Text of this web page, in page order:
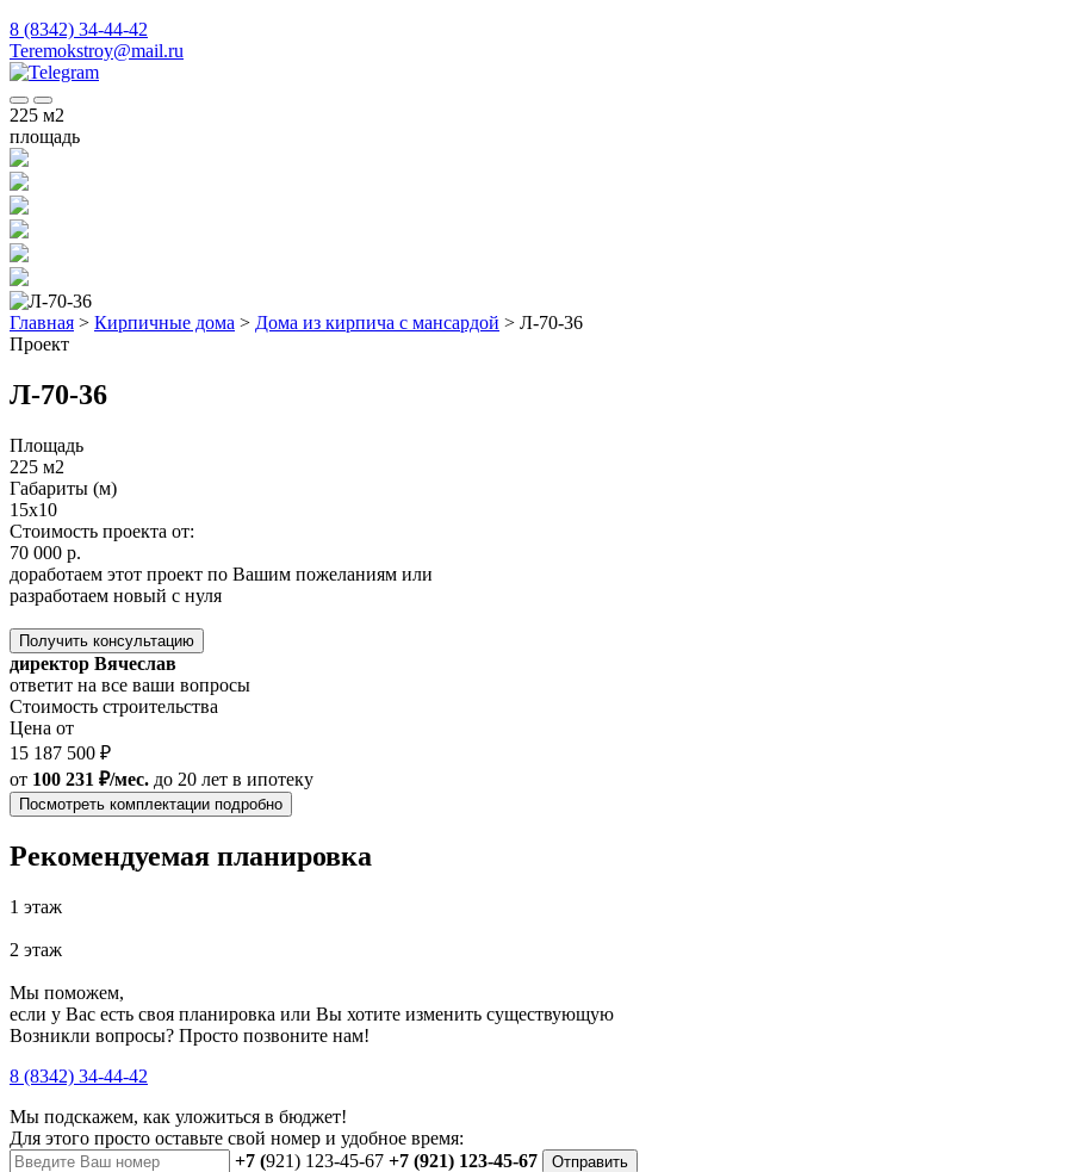
8 (8342) 34-44-42
Teremokstroy@mail.ru
225 м2
площадь
Главная > Кирпичные дома > Дома из кирпича с мансардой > Л-70-36
Проект
Л-70-36
Площадь
225 м2
Габариты (м)
15x10
Стоимость проекта от:
70 000 р.
доработаем этот проект по Вашим пожеланиям или
разработаем новый с нуля
Получить консультацию
директор Вячеслав
ответит на все ваши вопросы
Стоимость строительства
Цена от
15 187 500 ₽
от 100 231 ₽/мес. до 20 лет в ипотеку
Посмотреть комплектации подробно
Рекомендуемая планировка
1 этаж
2 этаж
Мы поможем,
если у Вас есть своя планировка или Вы хотите изменить существующую
Возникли вопросы? Просто позвоните нам!
8 (8342) 34-44-42
Мы подскажем, как уложиться в бюджет!
Для этого просто оставьте свой номер и удобное время:
+7 (921) 123-45-67 +7 (921) 123-45-67 Отправить